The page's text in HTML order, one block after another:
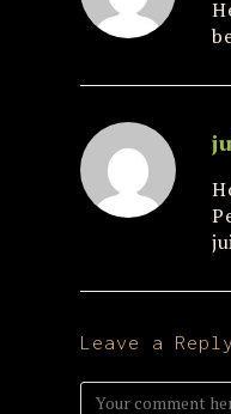
Leave a Reply
Comment